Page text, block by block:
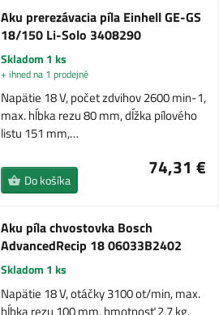
Aku prerezávacia píla Einhell GE-GS
18/150 Li-Solo 3408290
Skladom 1 ks
+ ihned na 1 prodejně
Napätie 18 V, počet zdvihov 2600 min-1,
max. hĺbka rezu 80 mm, dĺžka pílového
listu 151 mm,…
74,31 €
Do košíka
Aku píla chvostovka Bosch
AdvancedRecip 18 06033B2402
Skladom 1 ks
Napätie 18 V, otáčky 3100 ot/min, max.